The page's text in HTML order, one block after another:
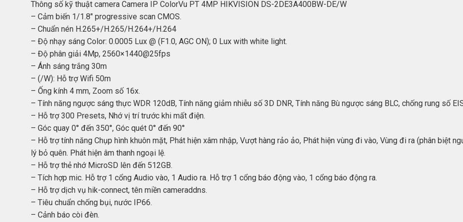
Thông số kỹ thuật camera Camera IP ColorVu PT 4MP HIKVISION DS-2DE3A400BW-DE/W
– Cảm biến 1/1.8″ progressive scan CMOS.
– Chuẩn nén H.265+/H.265/H.264+/H.264
– Độ nhạy sáng Color: 0.0005 Lux @ (F1.0, AGC ON); 0 Lux with white light.
– Độ phân giải 4Mp, 2560×1440@25fps
– Ánh sáng trắng 30m
– (/W): Hỗ trợ Wifi 50m
– Ống kính 4 mm, Zoom số 16x.
– Tính năng ngược sáng thực WDR 120dB, Tính năng giảm nhiễu số 3D DNR, Tính năng Bù ngược sáng BLC, chống rung số
– Hỗ trợ 300 Presets, Nhớ vị trí trước khi mất điện.
– Góc quay 0° đến 350°, Góc quét 0° đến 90°
– Hỗ trợ tính năng Chụp hình khuôn mặt, Phát hiện xâm nhập, Vượt hàng rảo ảo, Phát hiện vùng đi vào, Vùng đi ra (phân biệt
lý bỏ quên. Phát hiện âm thanh ngoại lệ.
– Hỗ trợ thẻ nhớ MicroSD lên đến 512GB.
– Tích hợp mic. Hỗ trợ 1 cổng Audio vào, 1 Audio ra. Hỗ trợ 1 cổng báo động vào, 1 cổng báo động ra.
– Hỗ trợ dịch vụ hik-connect, tên miền cameraddns.
– Tiêu chuẩn chống bụi, nước IP66.
– Cảnh báo còi đèn.